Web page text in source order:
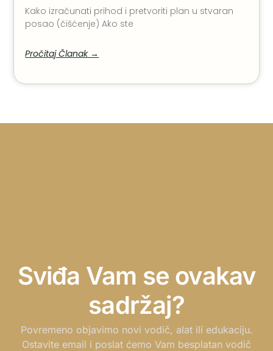
Kako izračunati prihod i pretvoriti plan u stvaran
posao (čišćenje) Ako ste
Pročitaj Članak →
Sviđa Vam se ovakav
sadržaj?
Povremeno objavimo novi vodič, alat ili edukaciju.
Ostavite email i poslat ćemo Vam besplatan vodič